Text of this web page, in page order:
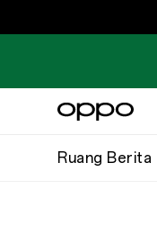
Ruang Berita